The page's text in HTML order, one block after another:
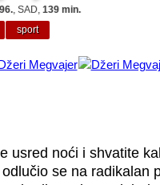
, SAD, 139 min.
sport
usred noći i shvatite
se na radikalan